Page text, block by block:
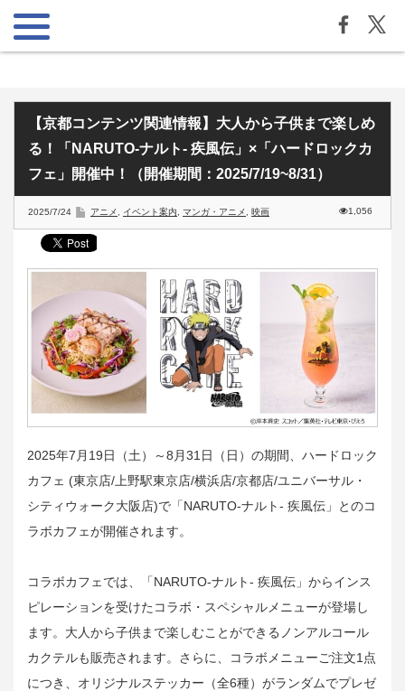
【京都コンテンツ関連情報】大人から子供まで楽しめ
る！「NARUTO-ナルト- 疾風伝」×「ハードロックカ
フェ」開催中！（開催期間：2025/7/19~8/31）
2025/7/24 アニメ イベント案内 マンガ・アニメ 映画 1,056
2025年7月19日（土）～8月31日（日）の期間、ハードロック
カフェ (東京店/上野駅東京店/横浜店/京都店/ユニバーサル・
シティウォーク大阪店)で「NARUTO-ナルト- 疾風伝」とのコ
ラボカフェが開催されます。
コラボカフェでは、「NARUTO-ナルト- 疾風伝」からインス
ピレーションを受けたコラボ・スペシャルメニューが登場し
ます。大人から子供まで楽しむことができるノンアルコール
カクテルも販売されます。さらに、コラボメニューご注文1点
につき、オリジナルステッカー（全6種）がランダムでプレゼ